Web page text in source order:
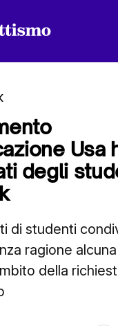
Usa
degli
di studenti
ragione
della